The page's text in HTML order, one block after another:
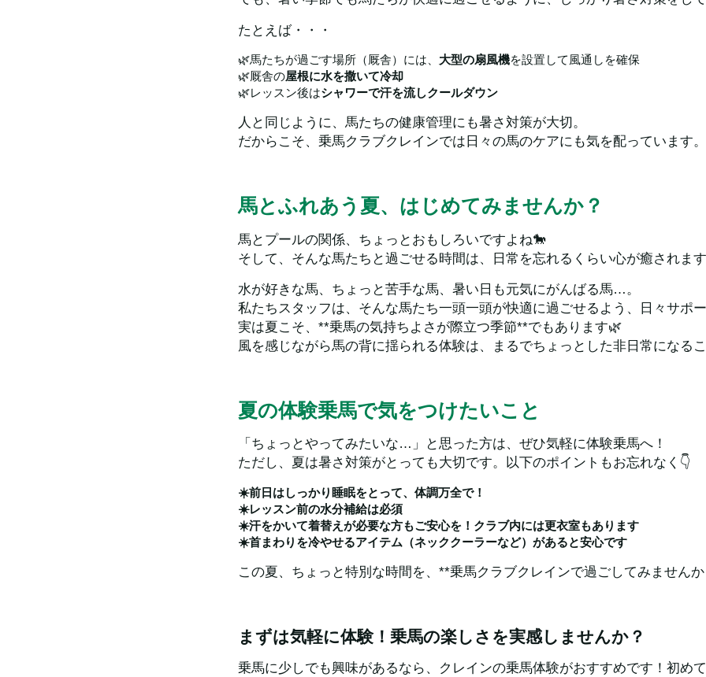
たとえば・・・
🌿馬たちが過ごす場所（厩舎）には、 大型の扇風機を設置して風通しを確保
🌿厩舎の屋根に水を撒いて冷却
🌿レッスン後はシャワーで汗を流しクールダウン
人と同じように、馬たちの健康管理にも暑さ対策が大切。
だからこそ、乗馬クラブクレインでは日々の馬のケアにも気を配っています。
馬とふれあう夏、はじめてみませんか？
馬とプールの関係、ちょっとおもしろいですよね🐎
そして、そんな馬たちと過ごせる時間は、日常を忘れるくらい心が癒されます
水が好きな馬、ちょっと苦手な馬、暑い日も元気にがんばる馬…。
私たちスタッフは、そんな馬たち一頭一頭が快適に過ごせるよう、日々サポー
実は夏こそ、**乗馬の気持ちよさが際立つ季節**でもあります🌿
風を感じながら馬の背に揺られる体験は、まるでちょっとした非日常になる
夏の体験乗馬で気をつけたいこと
「ちょっとやってみたいな…」と思った方は、ぜひ気軽に体験乗馬へ！
ただし、夏は暑さ対策がとっても大切です。以下のポイントもお忘れなく👇
☀️前日はしっかり睡眠をとって、体調万全で！
☀️️レッスン前の水分補給は必須
☀️️汗をかいて着替えが必要な方もご安心を！クラブ内には更衣室もあります
☀️️首まわりを冷やせるアイテム（ネッククーラーなど）があると安心です
この夏、ちょっと特別な時間を、**乗馬クラブクレインで過ごしてみません
まずは気軽に体験！乗馬の楽しさを実感しませんか？
乗馬に少しでも興味があるなら、クレインの乗馬体験がおすすめです！初め